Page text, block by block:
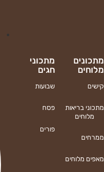
מתכונים
מלוחים
קישים
מתכוני בריאות
מלוחים
ממרחים
מאפים מלוחים
מתכוני
חגים
שבועות
פסח
פורים